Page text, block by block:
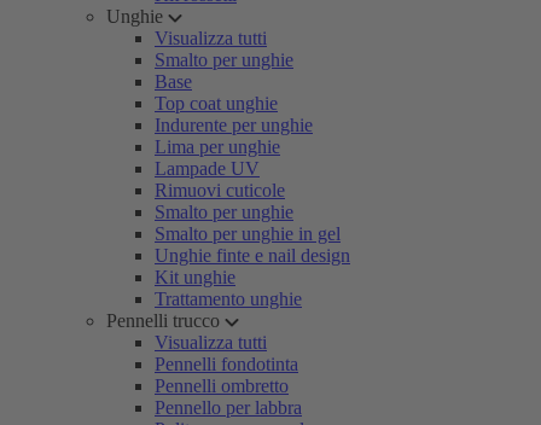
Unghie
Visualizza tutti
Smalto per unghie
Base
Top coat unghie
Indurente per unghie
Lima per unghie
Lampade UV
Rimuovi cuticole
Smalto per unghie
Smalto per unghie in gel
Unghie finte e nail design
Kit unghie
Trattamento unghie
Pennelli trucco
Visualizza tutti
Pennelli fondotinta
Pennelli ombretto
Pennello per labbra